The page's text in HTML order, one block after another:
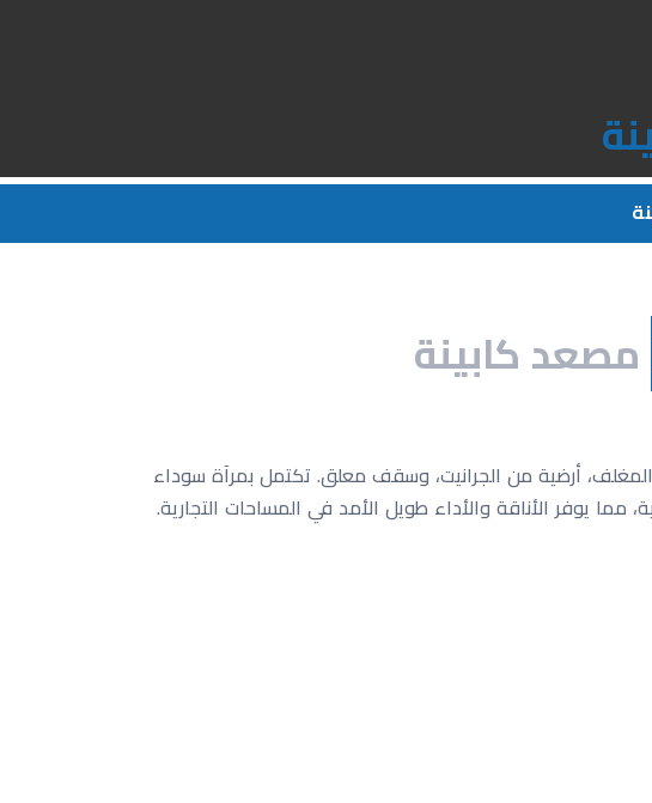
5 بجدران من خشب PVC المغلف، أرضية من الجرانيت، وسقف معلق. تكتمل بمرآة سوداء